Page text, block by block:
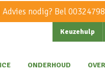
nodig? Bel
Keuzehulp
ONDERHOUD